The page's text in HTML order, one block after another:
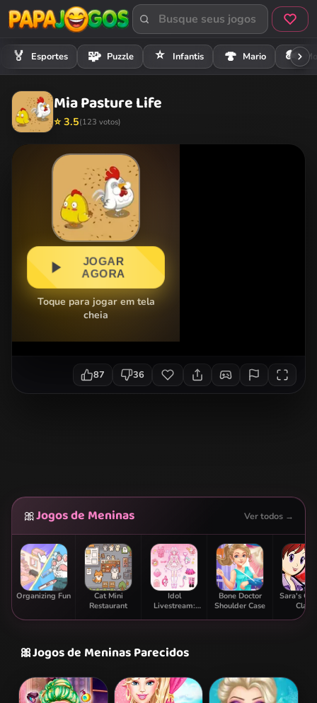
🏅 Esportes 🧩 Puzzle ⭐ Infantis 🍄 Mario 🏍️
Mia Pasture Life
⭐ 3.5(123 votos)
JOGAR
AGORA
Toque para jogar em tela
cheia
87 36
🎀Jogos de Meninas Ver todos →
Organizing Fun
Cat Mini
Restaurant
Idol
Livestream:
Bone Doctor
Shoulder Case
Sara's
Class:
🎀Jogos de Meninas Parecidos